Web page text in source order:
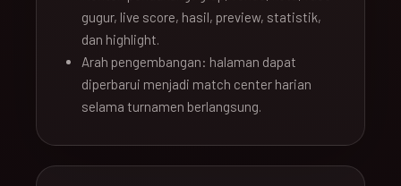
gugur, live score, hasil, preview, statistik,
dan highlight.
Arah pengembangan: halaman dapat
diperbarui menjadi match center harian
selama turnamen berlangsung.